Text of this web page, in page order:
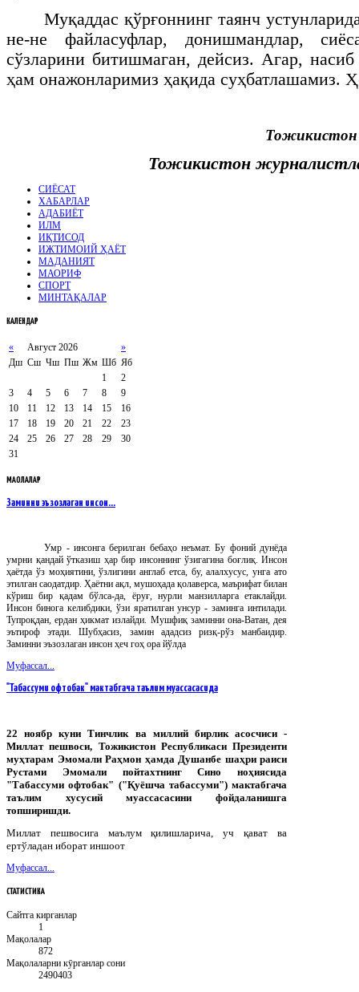
Муқаддас қўрғоннинг таянч
не-не файласуфлар, донишмандлар,
сўзларини битишмаган, дейсиз. Агар, насиб
ҳам онажонларимиз ҳақида суҳбатлашамиз.
Тожикистон
Тожикистон
СИЁСАТ
ХАБАРЛАР
АДАБИЁТ
ИЛМ
ИҚТИСОД
ИЖТИМОИЙ ҲАЁТ
МАДАНИЯТ
МАОРИФ
СПОРТ
МИНТАҚАЛАР
КАЛЕНДАР
« Август 2026
»
Дш Сш Чш Пш Жм Шб Яб
1
2
3
4 5 6 7 8
9
10
11 12 13 14 15
16
17
18 19 20 21 22
23
24
25 26 27 28 29
30
31
МАҚОЛАЛАР
Заминни эъзозлаган инсон…
Умр - инсонга берилган бебаҳо неъмат. Бу фоний дунёда
умрни қандай ўтказиш ҳар бир инсоннинг ўзигагина боғлиқ. Инсон
ҳаётда ўз моҳиятини, ўзлигини англаб етса, бу, алалхусус, унга ато
этилган саодатдир. Ҳаётни ақл, мушоҳада қолаверса, маърифат билан
кўриш бир қадам бўлса-да, ёруғ, нурли манзилларга етаклайди.
Инсон бинога келибдики, ўзи яратилган унсур - заминга интилади.
Тупроқдан, ердан ҳикмат излайди. Мушфиқ заминни она-Ватан, дея
эътироф этади. Шубҳасиз, замин ададсиз ризқ-рўз манбаидир.
Заминни эъзозлаган инсон ҳеч гоҳ ора йўлда
Муфассал...
"Табассуми офтобак" мактабгача таълим муассасасида
22 ноябр куни Тинчлик ва миллий бирлик асосчиси -
Миллат пешвоси, Тожикистон Республикаси Президенти
муҳтарам Эмомали Раҳмон ҳамда Душанбе шаҳри раиси
Рустами Эмомали пойтахтнинг Сино ноҳиясида
"Табассуми офтобак" ("Қуёшча табассуми") мактабгача
таълим хусусий муассасасини фойдаланишга
топширишди.
Миллат пешвосига маълум қилишларича, уч қават ва
ертўладан иборат иншоот
Муфассал...
СТАТИСТИКА
Сайтга кирганлар
1
Мақолалар
872
Мақолаларни кӯрганлар сони
2490403